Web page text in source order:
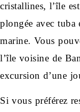
cristallines, l’île
plongée avec tuba
marine. Vous
l’île voisine de
excursion d’une
Si vous préférez